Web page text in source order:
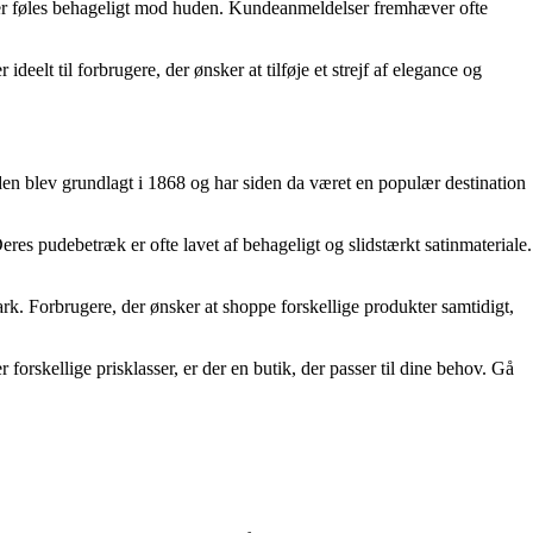
behageligt mod huden. Kundeanmeldelser fremhæver ofte
til forbrugere, der ønsker at tilføje et strejf af elegance og
blev grundlagt i 1868 og har siden da været en populær destination
pudebetræk er ofte lavet af behageligt og slidstærkt satinmateriale.
Forbrugere, der ønsker at shoppe forskellige produkter samtidigt,
prisklasser, er der en butik, der passer til dine behov. Gå